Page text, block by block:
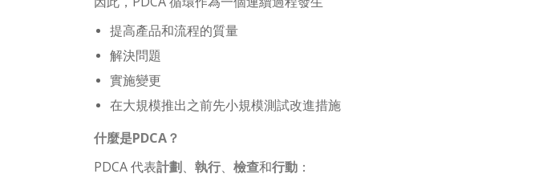
提高產品和流程的質量
解決問題
實施變更
在大規模推出之前先小規模測試改進措施
什麼是PDCA？
PDCA 代表計劃、 執行、 檢查和行動 ：